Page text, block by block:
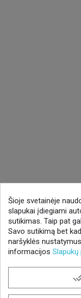
Šioje svetainėje
slapukai įdiegiami
sutikimas. Taip pat
Savo sutikimą bet
naršyklės
informacijos Slapukų